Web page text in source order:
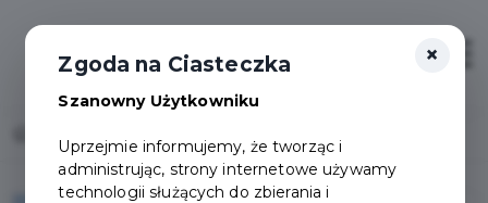
×
Zgoda na Ciasteczka
Szanowny Użytkowniku
Uprzejmie informujemy, że tworząc i
administrując, strony internetowe używamy
technologii służących do zbierania i